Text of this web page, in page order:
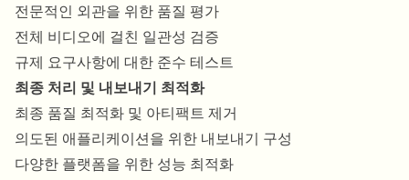
전문적인 외관을 위한 품질 평가
전체 비디오에 걸친 일관성 검증
규제 요구사항에 대한 준수 테스트
최종 처리 및 내보내기 최적화
최종 품질 최적화 및 아티팩트 제거
의도된 애플리케이션을 위한 내보내기 구성
다양한 플랫폼을 위한 성능 최적화